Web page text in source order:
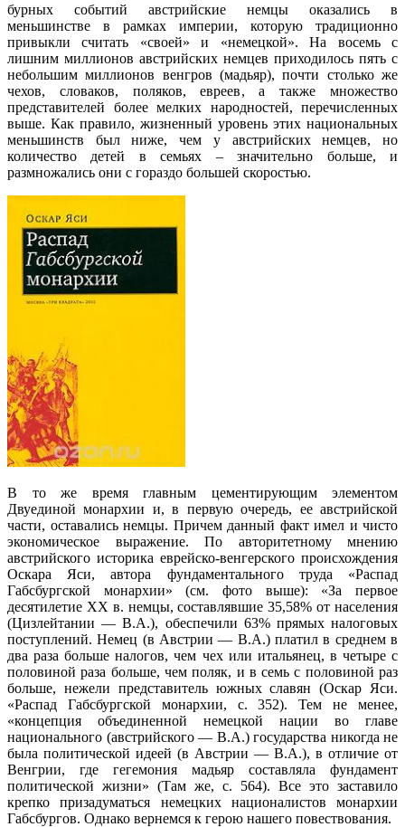
бурных событий австрийские немцы оказались в
меньшинстве в рамках империи, которую традиционно
привыкли считать «своей» и «немецкой». На восемь с
лишним миллионов австрийских немцев приходилось пять с
небольшим миллионов венгров (мадьяр), почти столько же
чехов, словаков, поляков, евреев, а также множество
представителей более мелких народностей, перечисленных
выше. Как правило, жизненный уровень этих национальных
меньшинств был ниже, чем у австрийских немцев, но
количество детей в семьях – значительно больше, и
размножались они с гораздо большей скоростью.
В то же время главным цементирующим элементом
Двуединой монархии и, в первую очередь, ее австрийской
части, оставались немцы. Причем данный факт имел и чисто
экономическое выражение. По авторитетному мнению
австрийского историка еврейско-венгерского происхождения
Оскара Яси, автора фундаментального труда «Распад
Габсбургской монархии» (см. фото выше): «За первое
десятилетие ХХ в. немцы, составлявшие 35,58% от населения
(Цизлейтании — В.А.), обеспечили 63% прямых налоговых
поступлений. Немец (в Австрии — В.А.) платил в среднем в
два раза больше налогов, чем чех или итальянец, в четыре с
половиной раза больше, чем поляк, и в семь с половиной раз
больше, нежели представитель южных славян (Оскар Яси.
«Распад Габсбургской монархии, с. 352). Тем не менее,
«концепция объединенной немецкой нации во главе
национального (австрийского — В.А.) государства никогда не
была политической идеей (в Австрии — В.А.), в отличие от
Венгрии, где гегемония мадьяр составляла фундамент
политической жизни» (Там же, с. 564). Все это заставило
крепко призадуматься немецких националистов монархии
Габсбургов. Однако вернемся к герою нашего повествования.